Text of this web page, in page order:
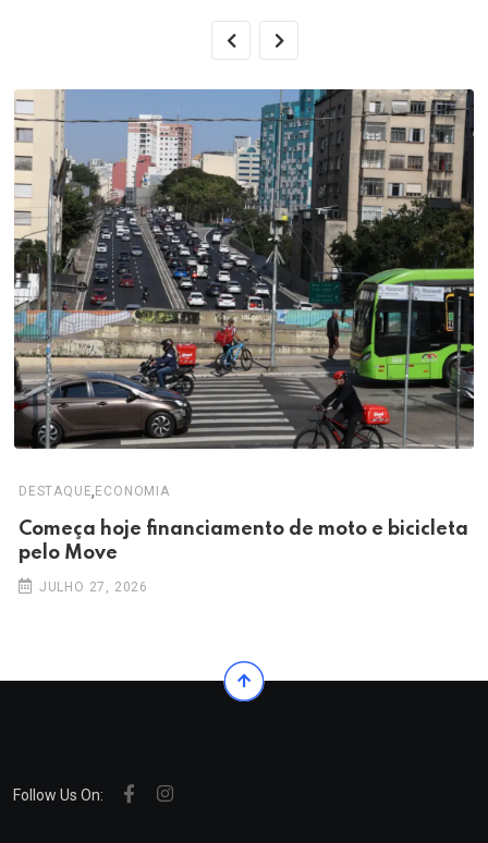
DESTAQUE, ECONOMIA
Começa hoje financiamento de moto e bicicleta
pelo Move
JULHO 27, 2026
Follow Us On: